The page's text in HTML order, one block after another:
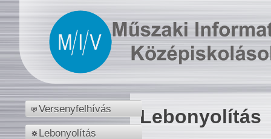
Versenyfelhívás
Lebonyolítás
Lebonyolítás